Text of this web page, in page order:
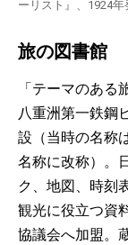
ーリスト』、1924年
旅の図書館
「テーマのある
八重洲第一鉄鋼
設（当時の名称
名称に改称）。
ク、地図、時刻
観光に役立つ資
協議会へ加盟。